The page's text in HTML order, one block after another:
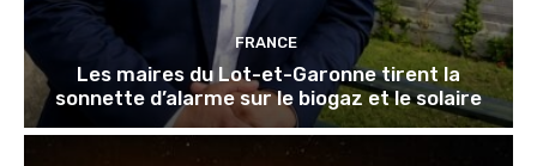
FRANCE
Les maires du Lot-et-Garonne tirent la
sonnette d’alarme sur le biogaz et le solaire